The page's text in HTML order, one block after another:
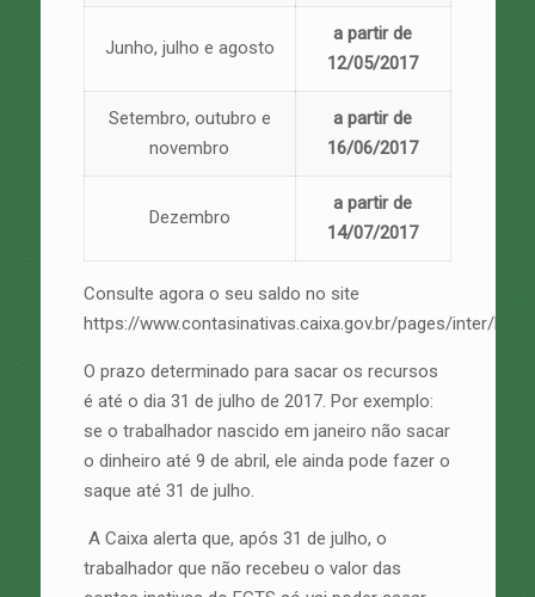
Junho, julho e agosto
a partir de
12/05/2017
Setembro, outubro e
novembro
a partir de
16/06/2017
Dezembro
a partir de
14/07/2017
Consulte agora o seu saldo no site
https://www.contasinativas.caixa.gov.br/pages/inter/
O prazo determinado para sacar os recursos
é até o dia 31 de julho de 2017. Por exemplo:
se o trabalhador nascido em janeiro não sacar
o dinheiro até 9 de abril, ele ainda pode fazer o
saque até 31 de julho.
A Caixa alerta que, após 31 de julho, o
trabalhador que não recebeu o valor das